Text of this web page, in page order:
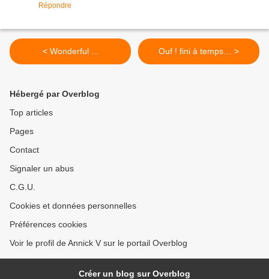
Répondre
< Wonderful ... Ouf ! fini à temps… >
Hébergé par Overblog
Top articles
Pages
Contact
Signaler un abus
C.G.U.
Cookies et données personnelles
Préférences cookies
Voir le profil de Annick V sur le portail Overblog
Créer un blog sur Overblog